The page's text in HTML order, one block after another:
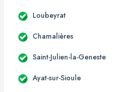
Loubeyrat
Chamalières
Saint-Julien-la-Geneste
Ayat-sur-Sioule